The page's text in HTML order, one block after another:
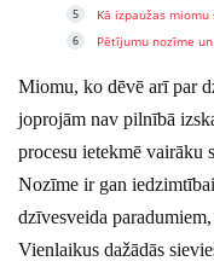
Kā izpaužas
Pētījumu nozīme
Miomu, ko dēvē arī par
joprojām nav pilnībā
procesu ietekmē vairāku
Nozīme ir gan
dzīvesveida
Vienlaikus dažādās